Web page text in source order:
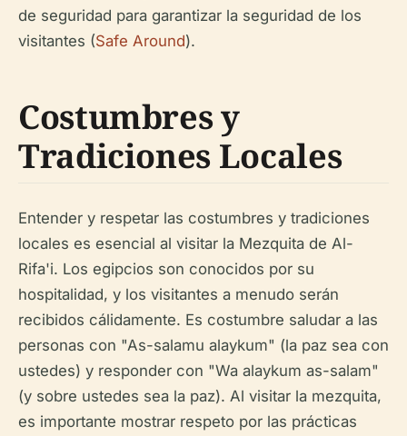
de seguridad para garantizar la seguridad de los
visitantes (Safe Around).
Costumbres y
Tradiciones Locales
Entender y respetar las costumbres y tradiciones
locales es esencial al visitar la Mezquita de Al-
Rifa'i. Los egipcios son conocidos por su
hospitalidad, y los visitantes a menudo serán
recibidos cálidamente. Es costumbre saludar a las
personas con "As-salamu alaykum" (la paz sea con
ustedes) y responder con "Wa alaykum as-salam"
(y sobre ustedes sea la paz). Al visitar la mezquita,
es importante mostrar respeto por las prácticas